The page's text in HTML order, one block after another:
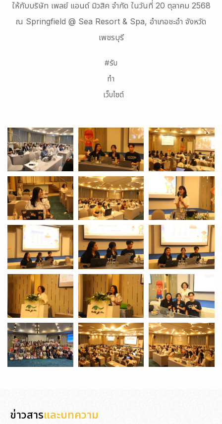
ให้กับบริษัท เพลย์ แอนด์ มิวสิค จำกัด ในวันที่ 20 ตุลาคม 2568
ณ Springfield @ Sea Resort & Spa, อำเภอชะอำ จังหวัด
เพชรบุรี
#รับ
ทำ
เว็บไซต์
ข่าวสารและบทความ